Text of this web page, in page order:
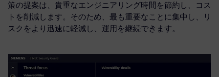
策の提案は、貴重なエンジニアリング時間を節約し、コス
トを削減します。そのため、最も重要なことに集中し、リ
スクをより迅速に軽減し、運用を継続できます。